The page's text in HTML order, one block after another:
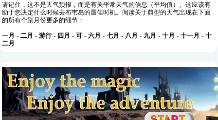
请记住，这不是天气预报，而是有关平常天气的信息（平均值）。这应该有
助于您决定什么时候去布韦岛的最佳时机。阅读关于典型的天气出现在下面
的所有个别月份更多的细节：
一月 -二月 -游行- 四月 -可 -六月 -七月 - 八月 - 九月 -十月 -十一月 -十
二月